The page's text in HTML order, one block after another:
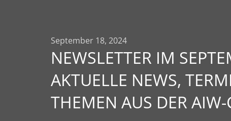
September 18, 2024
NEWSLETTER IM
AKTUELLE NEWS,
THEMEN AUS DER